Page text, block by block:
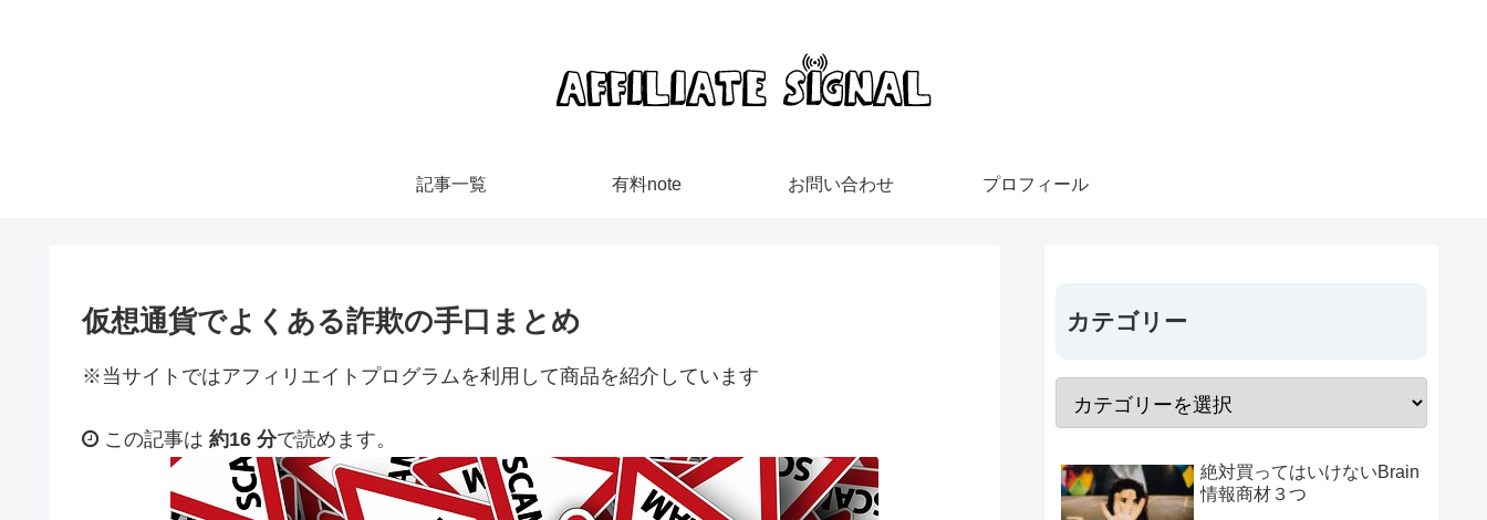
記事一覧 有料note お問い合わせ プロフィール
仮想通貨でよくある詐欺の手口まとめ
※当サイトではアフィリエイトプログラムを利用して商品を紹介しています
この記事は 約16 分で読めます。
カテゴリー
絶対買ってはいけないBrain
情報商材３つ